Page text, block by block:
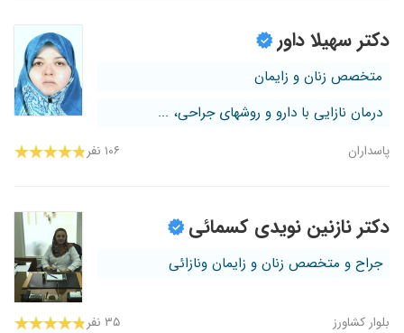
دکتر سهیلا داور
متخصص زنان و زایمان
درمان نازایی با دارو و روشهای جراحی، ...
پاسداران ۱۰۶ نفر
دکتر نازنین نویدی کسمائی
جراح و متخصص زنان و زایمان ونازائی
بلوار کشاورز ۳۵ نفر